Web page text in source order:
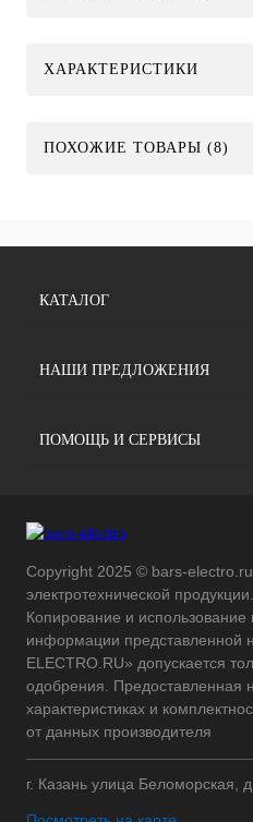
ХАРАКТЕРИСТИКИ
ПОХОЖИЕ ТОВАРЫ (8)
КАТАЛОГ
НАШИ ПРЕДЛОЖЕНИЯ
ПОМОЩЬ И СЕРВИСЫ
Copyright 2025 © bars-
электротехнической
Копирование и
информации представленной
ELECTRO.RU» допускается
одобрения. Предоставленная
характеристиках и
от данных производителя
г. Казань улица Беломорская,